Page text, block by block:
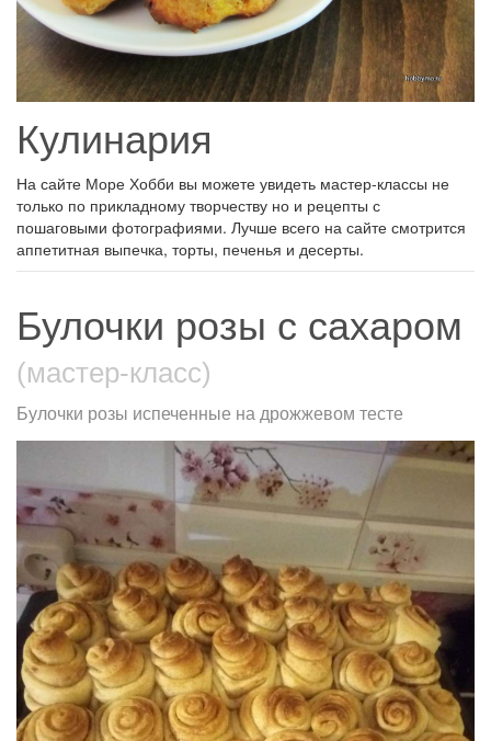
Кулинария
На сайте Море Хобби вы можете увидеть мастер-классы не
только по прикладному творчеству но и рецепты с
пошаговыми фотографиями. Лучше всего на сайте смотрится
аппетитная выпечка, торты, печенья и десерты.
Булочки розы с сахаром
(мастер-класс)
Булочки розы испеченные на дрожжевом тесте